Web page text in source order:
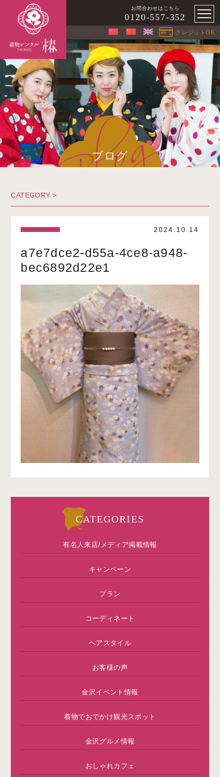
お問合わせはこちら
0120-557-352
クレジットOK
ブログ
CATEGORY >
2024.10.14
a7e7dce2-d55a-4ce8-a948-
bec6892d22e1
CATEGORIES
有名人来店/メディア掲載情報
キャンペーン
プラン
コーディネート
ヘアスタイル
お客様の声
金沢イベント情報
着物でおでかけ観光スポット
金沢グルメ情報
おしゃれカフェ